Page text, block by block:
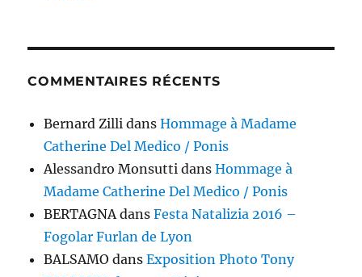
COMMENTAIRES RÉCENTS
Bernard Zilli dansHommage à Madame
Catherine Del Medico / Ponis
Alessandro Monsutti dansHommage à
Madame Catherine Del Medico / Ponis
BERTAGNAdansFesta Natalizia 2016 –
Fogolar Furlan de Lyon
BALSAMO dansExposition Photo Tony